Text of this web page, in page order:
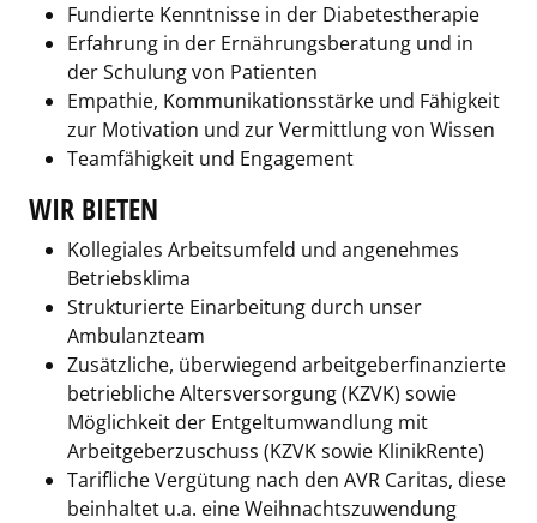
Fundierte Kenntnisse in der Diabetestherapie
Erfahrung in der Ernährungsberatung und in
der Schulung von Patienten
Empathie, Kommunikationsstärke und Fähigkeit
zur Motivation und zur Vermittlung von Wissen
Teamfähigkeit und Engagement
WIR BIETEN
Kollegiales Arbeits­umfeld und angenehmes
Betriebsklima
Strukturierte Einarbeitung durch unser
Ambulanzteam
Zusätzliche, überwiegend arbeitgeberfinanzierte
betriebliche Altersversorgung (KZVK) sowie
Möglichkeit der Entgeltumwandlung mit
Arbeitgeberzuschuss (KZVK sowie KlinikRente)
Tarifliche Vergütung nach den AVR Caritas, diese
beinhaltet u.a. eine Weihnachtszuwendung